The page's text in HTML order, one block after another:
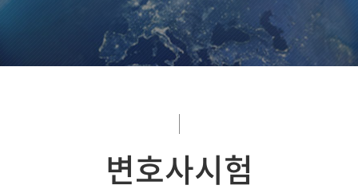
변호사시험